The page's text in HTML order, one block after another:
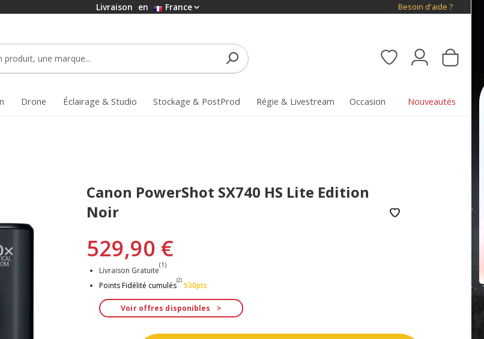
Livraison en France Besoin d'aide ?
Drone Éclairage & Studio Stockage & PostProd Régie & Livestream Occasion Nouveautés
Canon PowerShot SX740 HS Lite Edition
Noir
529,90 €
Livraison Gratuite
(1)
Points Fidélité cumulés
(2)
530pts
Voir offres disponibles